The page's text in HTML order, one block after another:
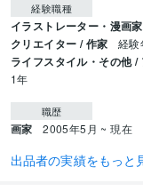
経験職種
イラストレーター・漫画
クリエイター / 作家 経験
ライフスタイル・その他
1年
職歴
画家 2005年5月 ~ 現在
受賞歴
出品者の実績をもっと